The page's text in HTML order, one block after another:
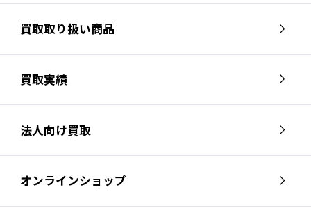
買取取り扱い商品
買取実績
法人向け買取
オンラインショップ